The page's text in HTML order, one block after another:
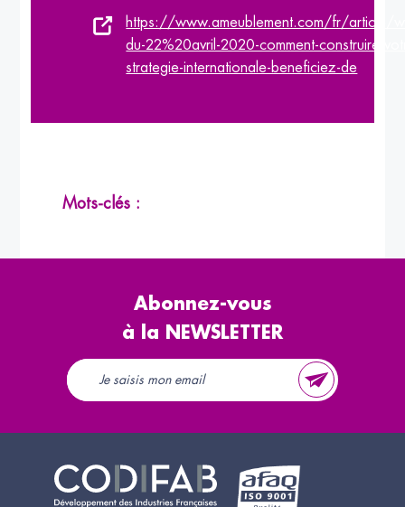
https://www.ameublement.com/fr/article/
du-22%20avril-2020-comment-construire-
strategie-internationale-beneficiez-de
Mots-clés :
Abonnez-vous
à la NEWSLETTER